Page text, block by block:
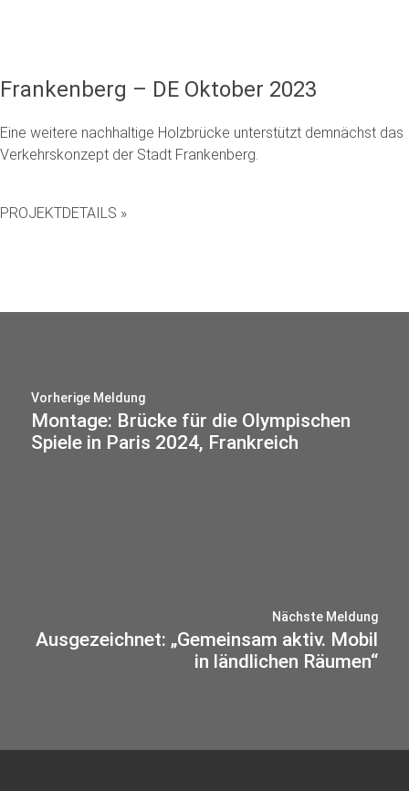
Frankenberg – DE Oktober 2023
Eine weitere nachhaltige Holzbrücke unterstützt demnächst das
Verkehrskonzept der Stadt Frankenberg.
PROJEKTDETAILS »
Vorherige Meldung
Montage: Brücke für die Olympischen
Spiele in Paris 2024, Frankreich
Nächste Meldung
Ausgezeichnet: „Gemeinsam aktiv. Mobil
in ländlichen Räumen“